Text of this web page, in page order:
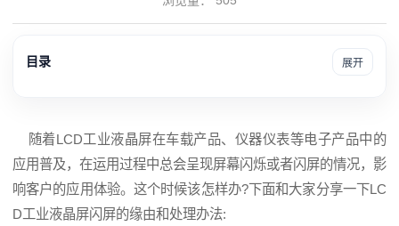
目录 展开
随着LCD工业液晶屏在车载产品、仪器仪表等电子产品中的
应用普及，在运用过程中总会呈现屏幕闪烁或者闪屏的情况，影
响客户的应用体验。这个时候该怎样办?下面和大家分享一下LC
D工业液晶屏闪屏的缘由和处理办法: